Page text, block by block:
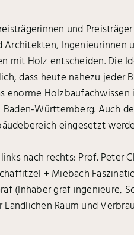
und
Ingenieurinnen
mit Holz entscheiden. Die
dass heute nahezu jeder
enorme
Württemberg. Auch
eingesetzt
nach rechts: Prof. Peter
+ Miebach
(Inhaber graf ingenieure,
Ländlichen Raum und